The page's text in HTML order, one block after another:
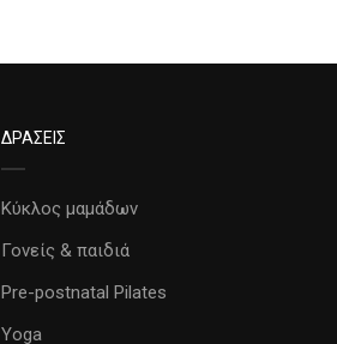
ΔΡΑΣΕΙΣ
Κύκλος μαμάδων
Γονείς & παιδιά
Pre-postnatal Pilates
Yoga